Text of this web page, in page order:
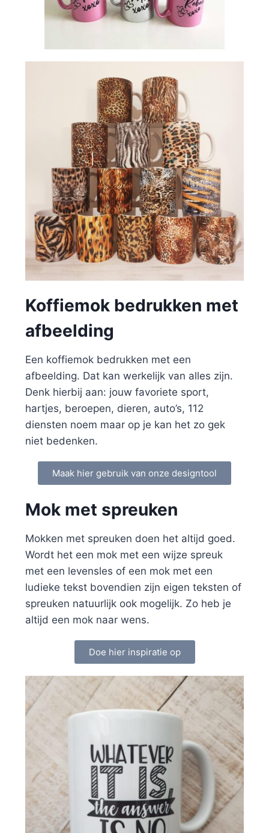
Koffiemok bedrukken met
afbeelding
Een koffiemok bedrukken met een
afbeelding. Dat kan werkelijk van alles zijn.
Denk hierbij aan: jouw favoriete sport,
hartjes, beroepen, dieren, auto’s, 112
diensten noem maar op je kan het zo gek
niet bedenken.
Maak hier gebruik van onze designtool
Mok met spreuken
Mokken met spreuken doen het altijd goed.
Wordt het een mok met een wijze spreuk
met een levensles of een mok met een
ludieke tekst bovendien zijn eigen teksten of
spreuken natuurlijk ook mogelijk. Zo heb je
altijd een mok naar wens.
Doe hier inspiratie op